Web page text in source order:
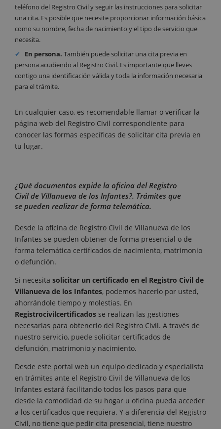
teléfono del Registro Civil y seguir las instrucciones para solicitar
una cita. Es posible que necesite proporcionar información básica
como su nombre, fecha de nacimiento y el tipo de servicio que
necesita.
En persona. También puede solicitar una cita previa en
persona acudiendo al Registro Civil. Es importante que lleves
contigo una identificación válida y toda la información necesaria
para el trámite.
En cualquier caso, es recomendable llamar o verificar la
página web del Registro Civil correspondiente para
conocer las formas específicas de solicitar cita previa en
tu lugar.
¿Qué documentos expide la oficina del Registro
Civil de Villanueva de los Infantes?. Trámites que
se pueden realizar de forma telemática.
Desde la oficina de Registro Civil de Villanueva de los
Infantes se pueden obtener de forma presencial o de
forma telemática certificados de nacimiento, matrimonio
o defunción.
Si necesita solicitar un certificado en el Registro Civil de
Villanueva de los Infantes, podemos hacerlo por usted,
ahorrándole tiempo y molestias. En
Registrocivilcertificados se realizan las gestiones
necesarias para obtenerlo del Registro Civil. A través de
nuestro servicio, puede solicitar certificados de
defunción, matrimonio y nacimiento.
Desde este portal web un equipo dedicado y especialista
en trámites ante el Registro Civil de Villanueva de los
Infantes estará facilitando todos los pasos para que
desde la comodidad de su hogar u oficina pueda acceder
a los certificados que requiera. Y a diferencia del Registro
Civil, no tiene que pedir cita presencial, tiene nuestro